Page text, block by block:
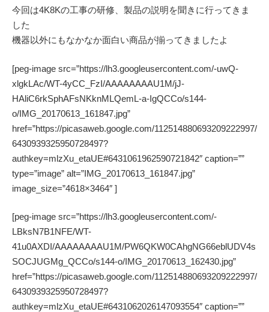
今回は4K8Kの工事の研修、製品の説明を聞きに行ってきま
した
機器以外にもなかなか面白い商品が揃ってきましたよ
[peg-image src=”https://lh3.googleusercontent.com/-uwQ-
xlgkLAc/WT-4yCC_FzI/AAAAAAAAU1M/jJ-
HAliC6rkSphAFsNKknMLQemL-a-IgQCCo/s144-
o/IMG_20170613_161847.jpg”
href=”https://picasaweb.google.com/112514880693209222997/
6430939325950728497?
authkey=mlzXu_etaUE#6431061962590721842″ caption=””
type=”image” alt=”IMG_20170613_161847.jpg”
image_size=”4618×3464″ ]
[peg-image src=”https://lh3.googleusercontent.com/-
LBksN7B1NFE/WT-
41u0AXDI/AAAAAAAAU1M/PW6QKW0CAhgNG66eblUDV4s
SOCJUGMg_QCCo/s144-o/IMG_20170613_162430.jpg”
href=”https://picasaweb.google.com/112514880693209222997/
6430939325950728497?
authkey=mlzXu_etaUE#6431062026147093554″ caption=””